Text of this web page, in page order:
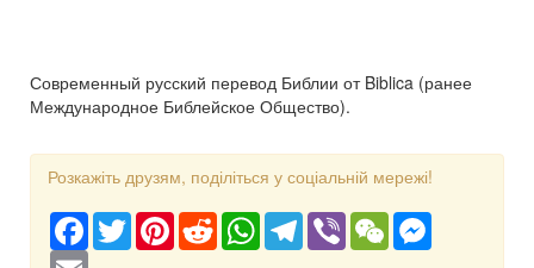
Современный русский перевод Библии от Biblica (ранее
Международное Библейское Общество).
Розкажіть друзям, поділіться у соціальній мережі!
Facebook
TwitterPinterestRedditWhatsAppTelegram
Viber WeChat